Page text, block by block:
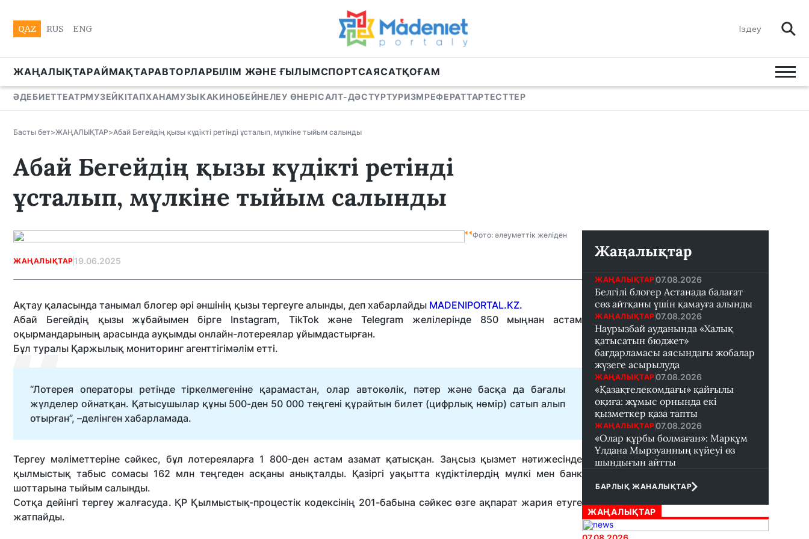
QAZ RUS ENG
ЖАҢАЛЫҚТАРАЙМАҚТАРАВТОРЛАРБІЛІМ ЖӘНЕ ҒЫЛЫМСПОРТСАЯСАТҚОҒАМ
ӘДЕБИЕТТЕАТРМУЗЕЙКІТАПХАНАМУЗЫКАКИНОБЕЙНЕЛЕУ ӨНЕРІСАЛТ-ДӘСТҮРТУРИЗМРЕФЕРАТТАРТЕСТТЕР
Басты бет>ЖАҢАЛЫҚТАР>Абай Бегейдің қызы күдікті ретінді ұсталып, мүлкіне тыйым салынды
Абай Бегейдің қызы күдікті ретінді
ұсталып, мүлкіне тыйым салынды
Фото: әлеуметтік желіден
ЖАҢАЛЫҚТАР 19.06.2025
Ақтау қаласында танымал блогер әрі әншінің қызы тергеуге алынды, деп хабарлайды MADENIPORTAL.KZ.
Абай Бегейдің қызы жұбайымен бірге Instagram, TikTok және Telegram желілерінде 850 мыңнан астам
оқырмандарының арасында ауқымды онлайн-лотереялар ұйымдастырған.
Бұл туралы Қаржылық мониторинг агенттігімәлім етті.
“Лотерея операторы ретінде тіркелмегеніне қарамастан, олар автокөлік, пәтер және басқа да бағалы
жүлделер ойнатқан. Қатысушылар құны 500-ден 50 000 теңгені құрайтын билет (цифрлық нөмір) сатып алып
отырған”, –делінген хабарламада.
Тергеу мәліметтеріне сәйкес, бұл лотереяларға 1 800-ден астам азамат қатысқан. Заңсыз қызмет нәтижесінде
қылмыстық табыс сомасы 162 млн теңгеден асқаны анықталды. Қазіргі уақытта күдіктілердің мүлкі мен банк
шоттарына тыйым салынды.
Сотқа дейінгі тергеу жалғасуда. ҚР Қылмыстық-процестік кодексінің 201-бабына сәйкес өзге ақпарат жария етуге
жатпайды.
Жаңалықтар
ЖАҢАЛЫҚТАР 07.08.2026
Белгілі блогер Астанада балағат
сөз айтқаны үшін қамауға алынды
ЖАҢАЛЫҚТАР 07.08.2026
Наурызбай ауданында «Халық
қатысатын бюджет»
бағдарламасы аясындағы жобалар
жүзеге асырылуда
ЖАҢАЛЫҚТАР 07.08.2026
«Қазақтелекомдағы» қайғылы
оқиға: жұмыс орнында екі
қызметкер қаза тапты
ЖАҢАЛЫҚТАР 07.08.2026
«Олар құрбы болмаған»: Марқұм
Ұлдана Мырзуанның күйеуі өз
шындығын айтты
БАРЛЫҚ ЖАНАЛЫҚТАР
ЖАҢАЛЫҚТАР